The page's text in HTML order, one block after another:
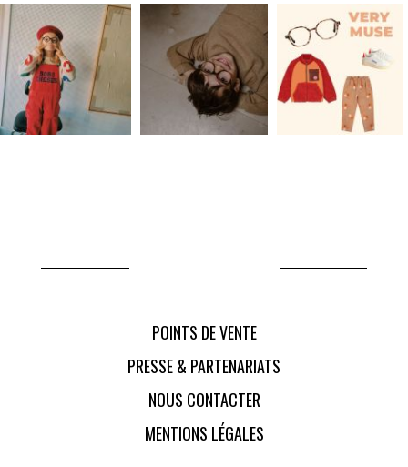
POINTS DE VENTE
PRESSE & PARTENARIATS
NOUS CONTACTER
MENTIONS LÉGALES